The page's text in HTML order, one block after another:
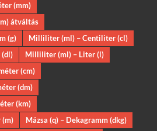
(mm)
átváltás
(g)
Milliliter (ml) – Centiliter (cl)
Milliliter (ml) – Liter (l)
(cm)
(dm)
(km)
(m)
Mázsa (q) – Dekagramm (dkg)